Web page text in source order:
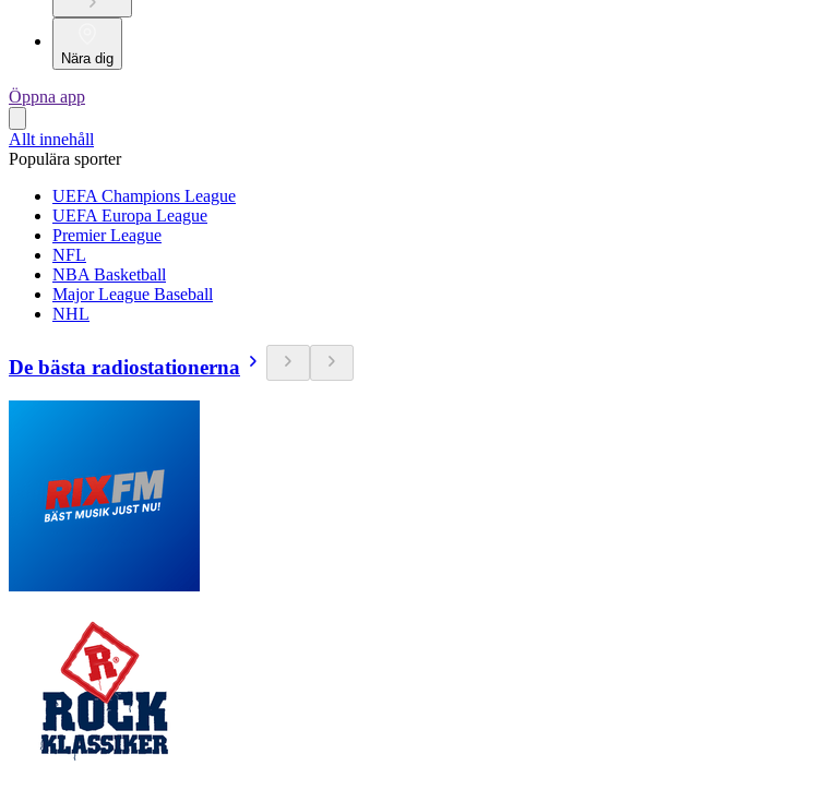
Nära dig
Öppna app
Allt innehåll
Populära sporter
UEFA Champions League
UEFA Europa League
Premier League
NFL
NBA Basketball
Major League Baseball
NHL
De bästa radiostationerna